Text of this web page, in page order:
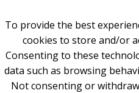
To provide the best
cookies to store and/or
Consenting to these
data such as browsing
Not consenting or